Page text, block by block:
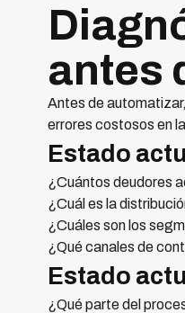
antes
Antes de
errores costosos en
Estado
¿Cuántos deudores
¿Cuál es la
¿Cuáles son los
¿Qué canales de
Estado
¿Qué parte del